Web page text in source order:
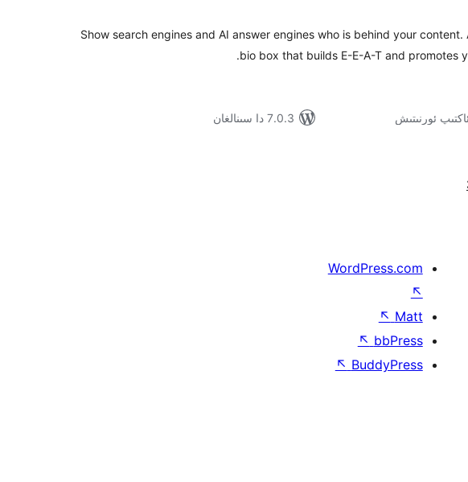
Show search engines and AI answer engines who is behind your content.
bio box that builds E-E-A-T and promotes
7.0.3 دا سىنالغان
WordPress.com
↖
Matt
↖
bbPress
↖
BuddyPress
↖